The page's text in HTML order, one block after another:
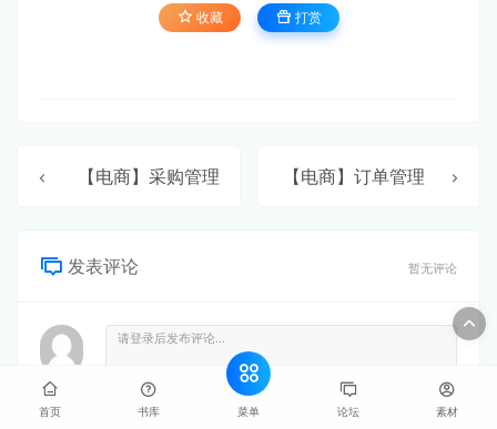
收藏 打赏
【电商】采购管理 【电商】订单管理
发表评论 暂无评论
首页 书库 菜单 论坛 素材